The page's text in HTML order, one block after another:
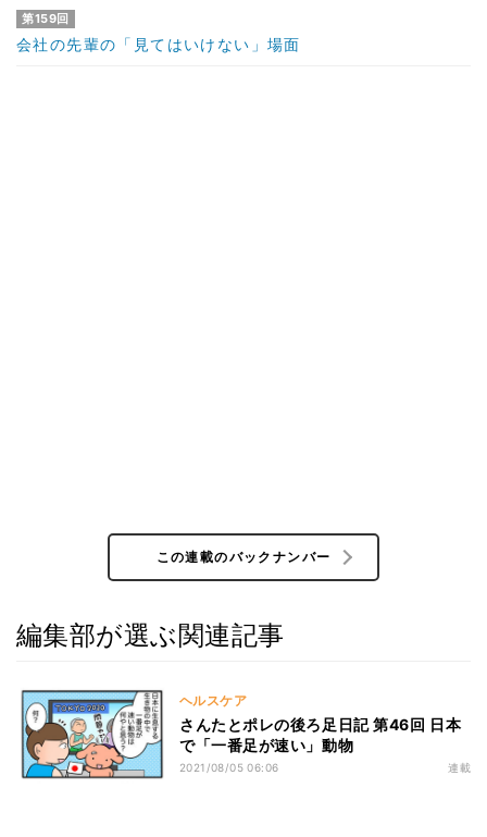
第159回
会社の先輩の「見てはいけない」場面
この連載のバックナンバー
編集部が選ぶ関連記事
ヘルスケア
さんたとポレの後ろ足日記 第46回 日本
で「一番足が速い」動物
2021/08/05 06:06 連載